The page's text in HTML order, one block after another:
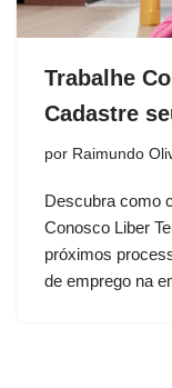
Trabalhe
Cadastre
por Raimundo
Descubra como
Conosco Liber
próximos
de emprego na